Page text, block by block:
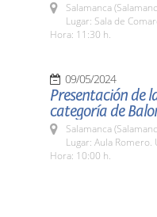
Salamanca
Lugar: Sala de
Hora: 11:30 h.
09/05/2024
Presentación de
categoría de
Salamanca
Lugar: Aula
Hora: 10:00 h.